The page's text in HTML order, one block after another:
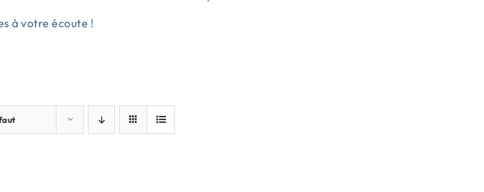
à votre écoute !